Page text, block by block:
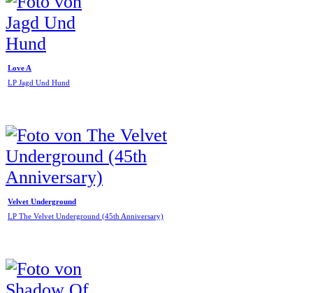
Love A
LP Jagd Und Hund
Velvet Underground
LP The Velvet Underground (45th Anniversary)